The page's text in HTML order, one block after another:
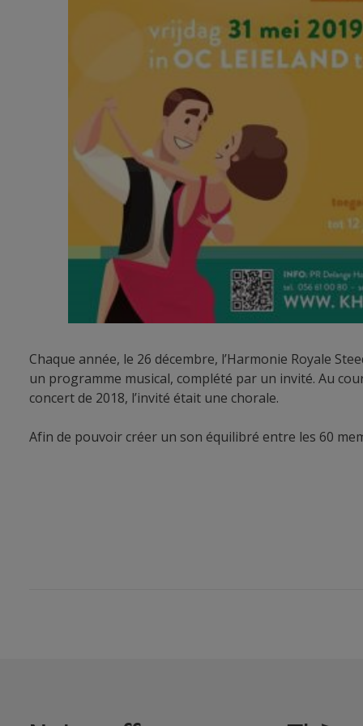
Chaque année, le 26 décembre, l’Harmonie Royale
un programme musical, complété par un invité. Au
concert de 2018, l’invité était une chorale.
Afin de pouvoir créer un son équilibré entre les 60